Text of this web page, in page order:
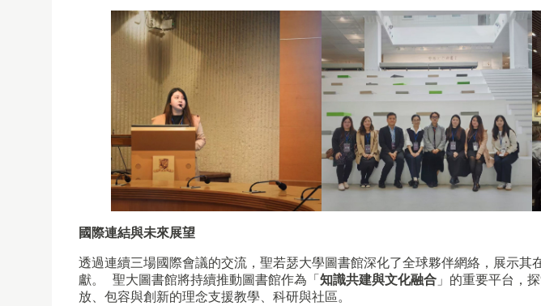
國際連結與未來展望
透過連續三場國際會議的交流，聖若瑟大學圖書館深化了全球夥伴網絡，展示其
獻。 聖大圖書館將持續推動圖書館作為「知識共建與文化融合 」的重要平台，
放、包容與創新的理念支援教學、科研與社區。